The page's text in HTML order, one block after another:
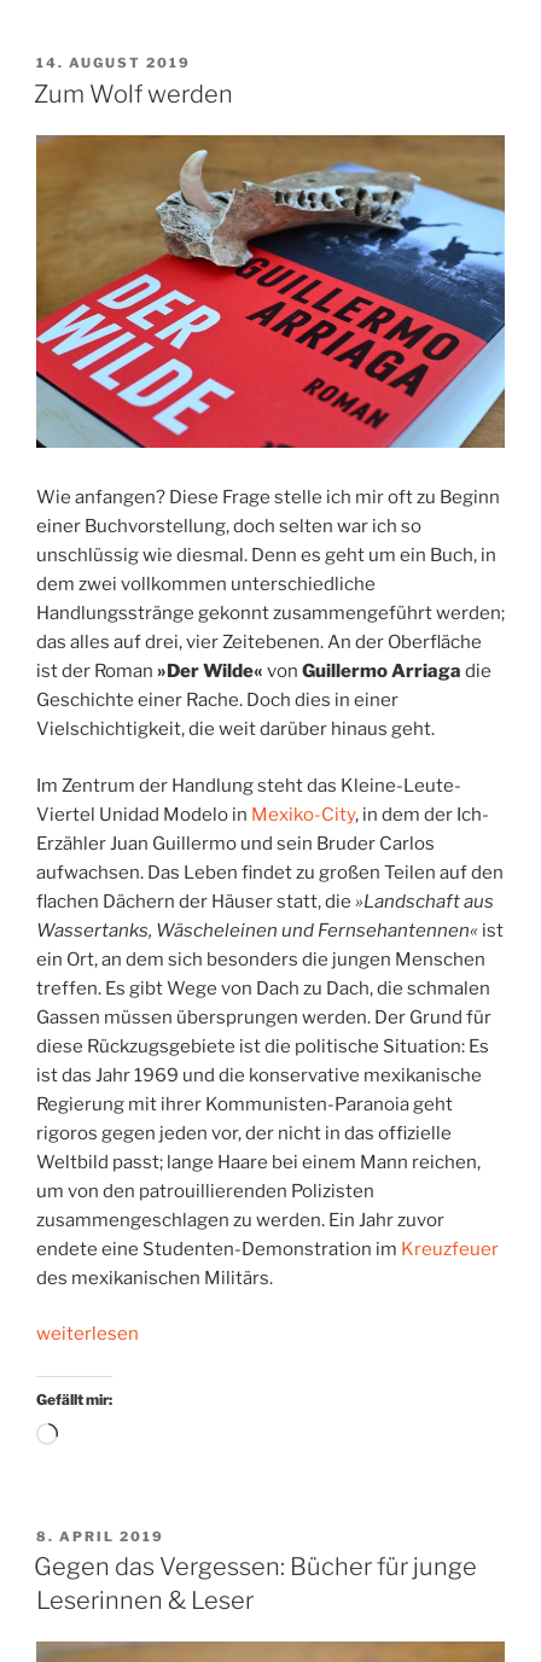
VERÖFFENTLICHT
AM
14. AUGUST 2019
Zum Wolf werden
Wie anfangen? Diese Frage stelle ich mir oft zu Beginn
einer Buchvorstellung, doch selten war ich so
unschlüssig wie diesmal. Denn es geht um ein Buch, in
dem zwei vollkommen unterschiedliche
Handlungsstränge gekonnt zusammengeführt werden;
das alles auf drei, vier Zeitebenen. An der Oberfläche
ist der Roman »Der Wilde« von Guillermo Arriaga die
Geschichte einer Rache. Doch dies in einer
Vielschichtigkeit, die weit darüber hinaus geht.
Im Zentrum der Handlung steht das Kleine-Leute-
Viertel Unidad Modelo in Mexiko-City, in dem der Ich-
Erzähler Juan Guillermo und sein Bruder Carlos
aufwachsen. Das Leben findet zu großen Teilen auf den
flachen Dächern der Häuser statt, die »Landschaft aus
Wassertanks, Wäscheleinen und Fernsehantennen« ist
ein Ort, an dem sich besonders die jungen Menschen
treffen. Es gibt Wege von Dach zu Dach, die schmalen
Gassen müssen übersprungen werden. Der Grund für
diese Rückzugsgebiete ist die politische Situation: Es
ist das Jahr 1969 und die konservative mexikanische
Regierung mit ihrer Kommunisten-Paranoia geht
rigoros gegen jeden vor, der nicht in das offizielle
Weltbild passt; lange Haare bei einem Mann reichen,
um von den patrouillierenden Polizisten
zusammengeschlagen zu werden. Ein Jahr zuvor
endete eine Studenten-Demonstration im Kreuzfeuer
des mexikanischen Militärs.
„Zum
werden“
weiterlesen
Gefällt mir:
Wird
VERÖFFENTLICHT
AM
8. APRIL 2019
Gegen das Vergessen: Bücher für junge
Leserinnen & Leser